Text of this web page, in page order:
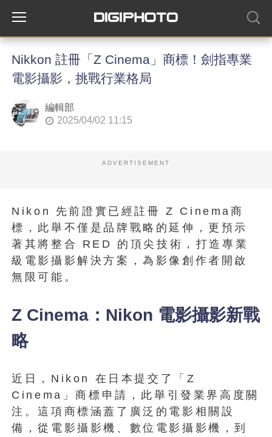
Nikkon 註冊「Z Cinema」商標！劍指專業
電影攝影，挑戰行業格局
編輯部
2025/04/02 11:15
ADVERTISEMENT
Nikon 先前證實已經註冊 Z Cinema商
標，此舉不僅是品牌戰略的延伸，更預示
著其將整合 RED 的頂尖技術，打造專業
級電影攝影解決方案，為影像創作者開啟
無限可能。
Z Cinema：Nikon 電影攝影新戰
略
近日，Nikon 在日本提交了「Z
Cinema」商標申請，此舉引發業界高度關
注。這項商標涵蓋了廣泛的電影相關設
備，從電影攝影機、數位電影攝影機，到